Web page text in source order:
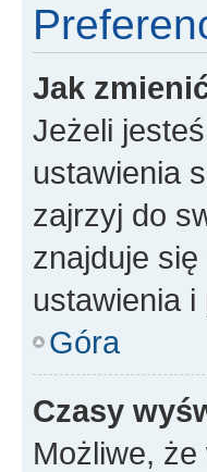
Jak
Jeżeli
ustawienia
zajrzyj do
znajduje
ustawienia
Góra
Czasy
Możliwe,